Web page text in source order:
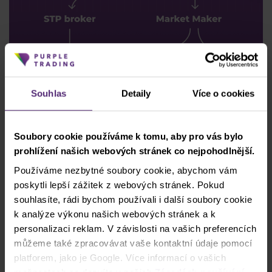
Souhlas Detaily Více o cookies
Soubory cookie používáme k tomu, aby pro vás bylo
prohlížení našich webových stránek co nejpohodlnější.
Používáme nezbytné soubory cookie, abychom vám
poskytli lepší zážitek z webových stránek. Pokud
souhlasíte, rádi bychom používali i další soubory cookie
k analýze výkonu našich webových stránek a k
personalizaci reklam. V závislosti na vašich preferencích
můžeme také zpracovávat vaše kontaktní údaje pomocí
platforem, jako je Google. Více informací o vašich